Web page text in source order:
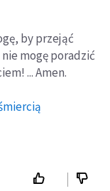
by przejąć
mogę poradzić
... Amen.